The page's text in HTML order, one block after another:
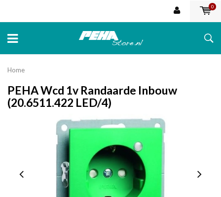
0
Home
PEHA Wcd 1v Randaarde Inbouw
(20.6511.422 LED/4)